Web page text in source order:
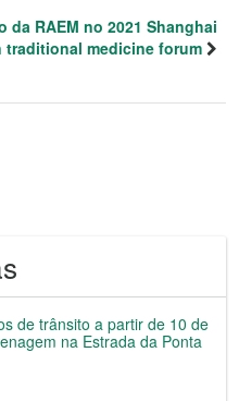
da RAEM no 2021 Shanghai
medicine forum
de trânsito a partir de 10 de
na Estrada da Ponta